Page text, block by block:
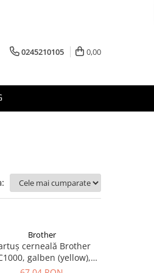
0245210105 0,00
Brother
cerneală Brother
galben (yellow),
original, 400 pagini